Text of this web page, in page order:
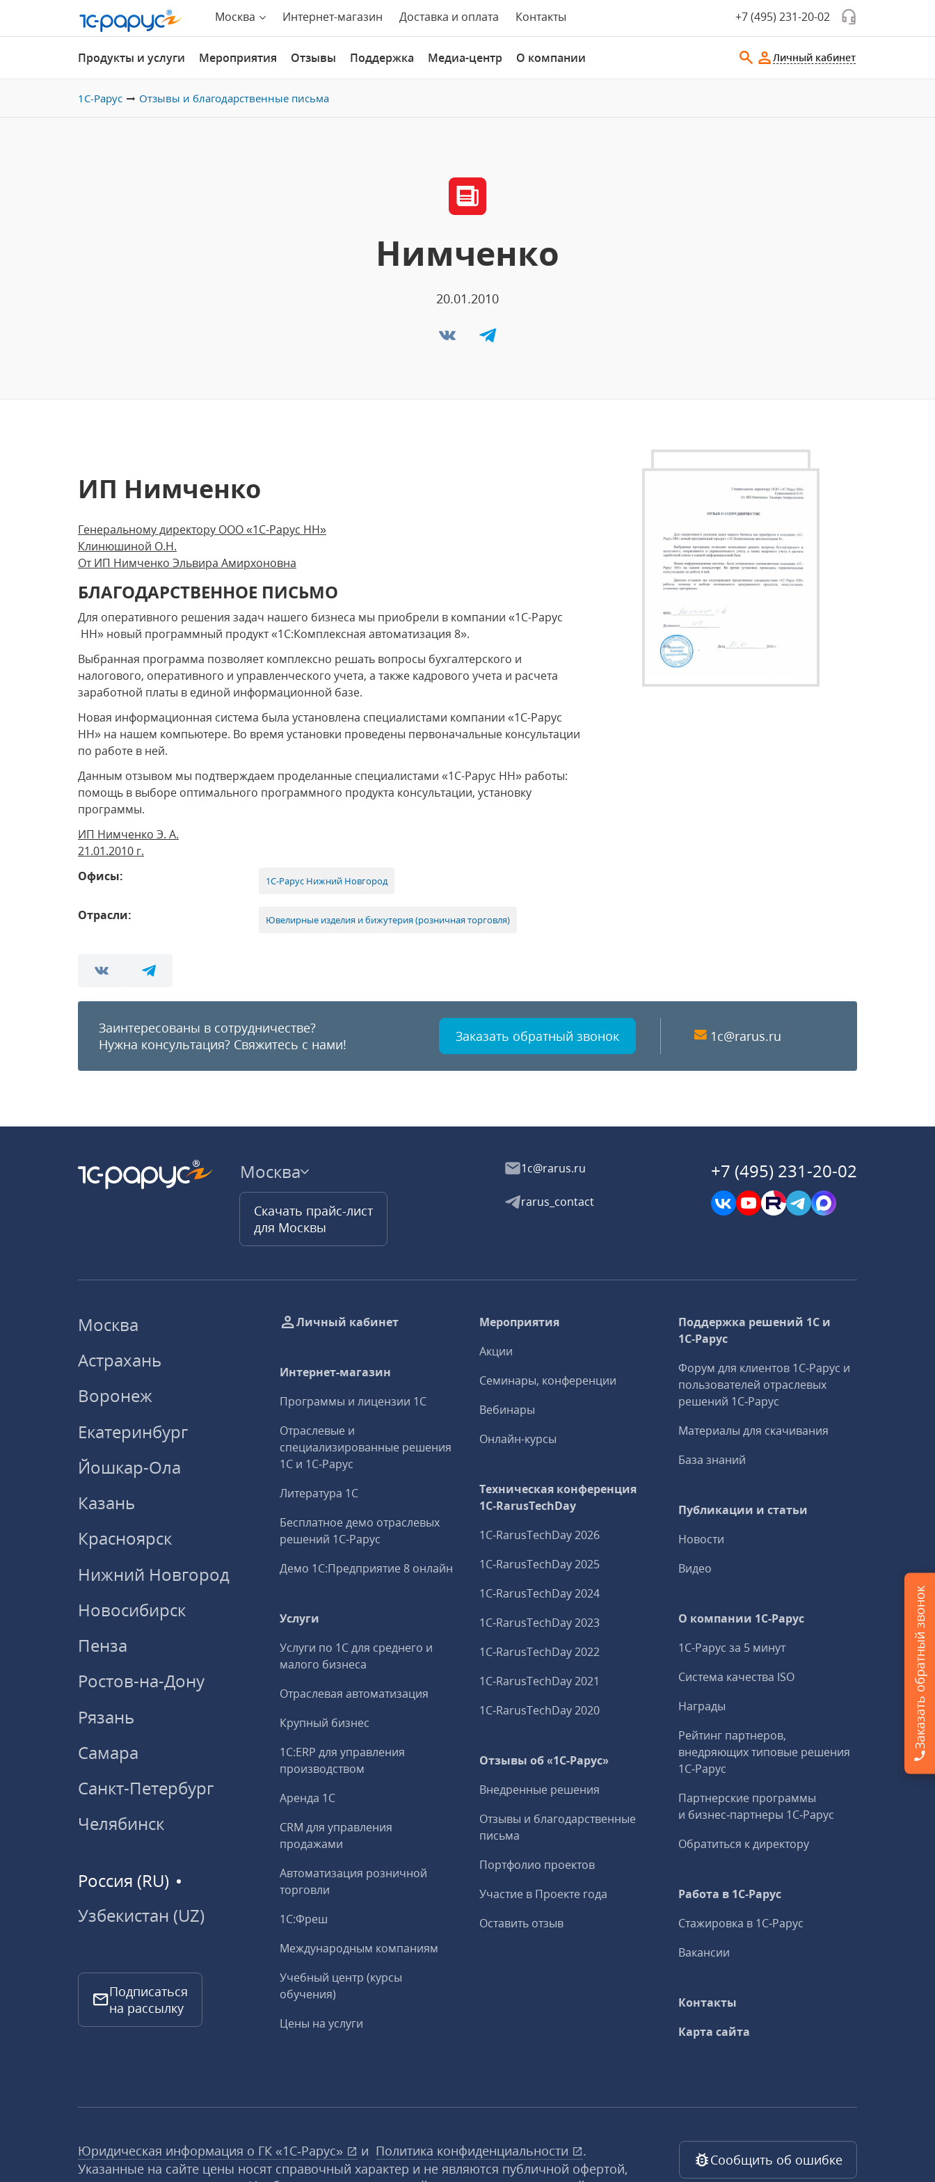
Москва Интернет-магазин Доставка и оплата Контакты +7 (495) 231-20-02
Продукты и услуги Мероприятия Отзывы Поддержка Медиа-центр О компании Личный кабинет
1С-Рарус Отзывы и благодарственные письма
Нимченко
20.01.2010
ИП Нимченко
Генеральному директору ООО «1С-Рарус НН»
Клинюшиной О.Н.
От ИП Нимченко Эльвира Амирхоновна
БЛАГОДАРСТВЕННОЕ ПИСЬМО
Для оперативного решения задач нашего бизнеса мы приобрели в компании «1С-Рарус
НН» новый программный продукт «1С:Комплексная автоматизация 8».
Выбранная программа позволяет комплексно решать вопросы бухгалтерского и
налогового, оперативного и управленческого учета, а также кадрового учета и расчета
заработной платы в единой информационной базе.
Новая информационная система была установлена специалистами компании «1С-Рарус
НН» на нашем компьютере. Во время установки проведены первоначальные консультации
по работе в ней.
Данным отзывом мы подтверждаем проделанные специалистами «1С-Рарус НН» работы:
помощь в выборе оптимального программного продукта консультации, установку
программы.
ИП Нимченко Э. А.
21.01.2010 г.
Офисы:
1С-Рарус Нижний Новгород
Отрасли: Ювелирные изделия и бижутерия (розничная торговля)
Заинтересованы в сотрудничестве?
Нужна консультация? Свяжитесь с нами! Заказать обратный звонок 1c@rarus.ru
Москва
Скачать прайс-лист
для Москвы
1c@rarus.ru
rarus_contact
+7 (495) 231-20-02
Москва
Астрахань
Воронеж
Екатеринбург
Йошкар-Ола
Казань
Красноярск
Нижний Новгород
Новосибирск
Пенза
Ростов-на-Дону
Рязань
Самара
Санкт-Петербург
Челябинск
Россия (RU)
Узбекистан (UZ)
Подписаться
на рассылку
Личный кабинет
Интернет-магазин
Программы и лицензии 1С
Отраслевые и
специализированные решения
1С и 1С‑Рарус
Литература 1С
Бесплатное демо отраслевых
решений 1С‑Рарус
Демо 1С:Предприятие 8 онлайн
Услуги
Услуги по 1С для среднего и
малого бизнеса
Отраслевая автоматизация
Крупный бизнес
1С:ERP для управления
производством
Аренда 1С
CRM для управления
продажами
Автоматизация розничной
торговли
1С:Фреш
Международным компаниям
Учебный центр (курсы
обучения)
Цены на услуги
Мероприятия
Акции
Семинары, конференции
Вебинары
Онлайн-курсы
Техническая конференция
1C‑RarusTechDay
1C‑RarusTechDay 2026
1C‑RarusTechDay 2025
1C‑RarusTechDay 2024
1C‑RarusTechDay 2023
1C‑RarusTechDay 2022
1C‑RarusTechDay 2021
1C‑RarusTechDay 2020
Отзывы об «1С-Рарус»
Внедренные решения
Отзывы и благодарственные
письма
Портфолио проектов
Участие в Проекте года
Оставить отзыв
Поддержка решений 1С и
1С‑Рарус
Форум для клиентов 1С‑Рарус и
пользователей отраслевых
решений 1С‑Рарус
Материалы для скачивания
База знаний
Публикации и статьи
Новости
Видео
О компании 1C-Рарус
1С-Рарус за 5 минут
Система качества ISO
Награды
Рейтинг партнеров,
внедряющих типовые решения
1С‑Рарус
Партнерские программы
и бизнес‑партнеры 1С‑Рарус
Обратиться к директору
Работа в 1С‑Рарус
Стажировка в 1С‑Рарус
Вакансии
Контакты
Карта сайта
Юридическая информация о ГК «1С‑Рарус» и Политика конфиденциальности
.
Указанные на сайте цены носят справочный характер и не являются публичной офертой,
Сообщить об ошибке
Заказать обратный звонок